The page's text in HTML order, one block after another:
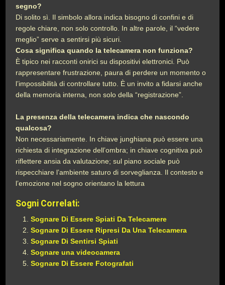
segno?
Di solito sì. Il simbolo allora indica bisogno di confini e di
regole chiare, non solo controllo. In altre parole, il “vedere
meglio” serve a sentirsi più sicuri.
Cosa significa quando la telecamera non funziona?
È tipico nei racconti onirici su dispositivi elettronici. Può
rappresentare frustrazione, paura di perdere un momento o
l’impossibilità di controllare tutto. È un invito a fidarsi anche
della memoria interna, non solo della “registrazione”.
La presenza della telecamera indica che nascondo
qualcosa?
Non necessariamente. In chiave junghiana può essere una
richiesta di integrazione dell’ombra; in chiave cognitiva può
riflettere ansia da valutazione; sul piano sociale può
rispecchiare l’ambiente saturo di sorveglianza. Il contesto e
l’emozione nel sogno orientano la lettura
Sogni Correlati:
Sognare Di Essere Spiati Da Telecamere
Sognare Di Essere Ripresi Da Una Telecamera
Sognare Di Sentirsi Spiati
Sognare una videocamera
Sognare Di Essere Fotografati